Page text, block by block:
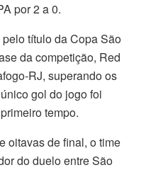
por 2 a 0.
título da Copa São
da competição, Red
RJ, superando os
gol do jogo foi
tempo.
oitavas de final, o time
do duelo entre São